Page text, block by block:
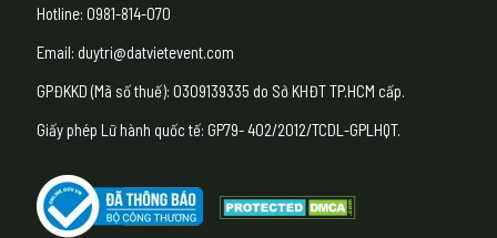
Hotline: 0981-814-070
Email: duytri@datvietevent.com
GPĐKKD (Mã số thuế): 0309139335 do Sở KHĐT TP.HCM cấp.
Giấy phép Lữ hành quốc tế: GP79- 402/2012/TCDL-GPLHQT.